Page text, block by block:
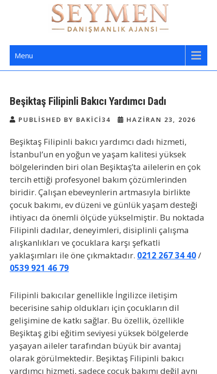
Seymen Danışmanlık | Yatılı Bakıcı,
Dadı,
Menu
Beşiktaş Filipinli Bakıcı Yardımcı Dadı
PUBLISHED BY BAKICI34 HAZIRAN 23, 2026
Beşiktaş Filipinli bakıcı yardımcı dadı hizmeti,
İstanbul’un en yoğun ve yaşam kalitesi yüksek
bölgelerinden biri olan Beşiktaş’ta ailelerin en çok
tercih ettiği profesyonel bakım çözümlerinden
biridir. Çalışan ebeveynlerin artmasıyla birlikte
çocuk bakımı, ev düzeni ve günlük yaşam desteği
ihtiyacı da önemli ölçüde yükselmiştir. Bu noktada
Filipinli dadılar, deneyimleri, disiplinli çalışma
alışkanlıkları ve çocuklara karşı şefkatli
yaklaşımları ile öne çıkmaktadır. 0212 267 34 40/
0539 921 46 79
Filipinli bakıcılar genellikle İngilizce iletişim
becerisine sahip oldukları için çocukların dil
gelişimine de katkı sağlar. Bu özellik, özellikle
Beşiktaş gibi eğitim seviyesi yüksek bölgelerde
yaşayan aileler tarafından büyük bir avantaj
olarak görülmektedir. Beşiktaş Filipinli bakıcı
yardımcı hizmeti, sadece çocuk bakımı değil aynı